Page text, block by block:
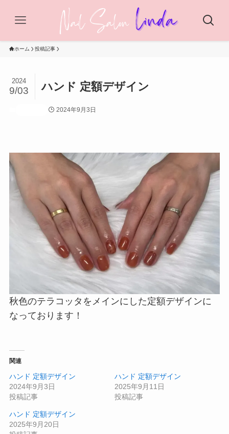
ホーム 投稿記事
ハンド 定額デザイン
2024
9/03
2024年9月3日
秋色のテラコッタをメインにした定額デザインに
なっております！
関連
ハンド 定額デザイン
2024年9月3日
投稿記事
ハンド 定額デザイン
2025年9月11日
投稿記事
ハンド 定額デザイン
2025年9月20日